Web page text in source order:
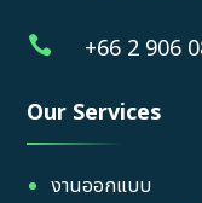

+66 2 906
Our Services
งานออกแบบ